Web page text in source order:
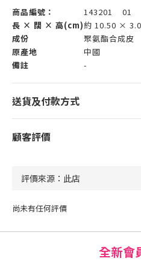
商品編號：
143201 01
長 × 闊 × 高(cm)約 10.50 ×
成份
聚氨酯合成皮
原產地
中國
備註
-
送貨及付款方式
顧客評價
尚未有任何評價
全新會